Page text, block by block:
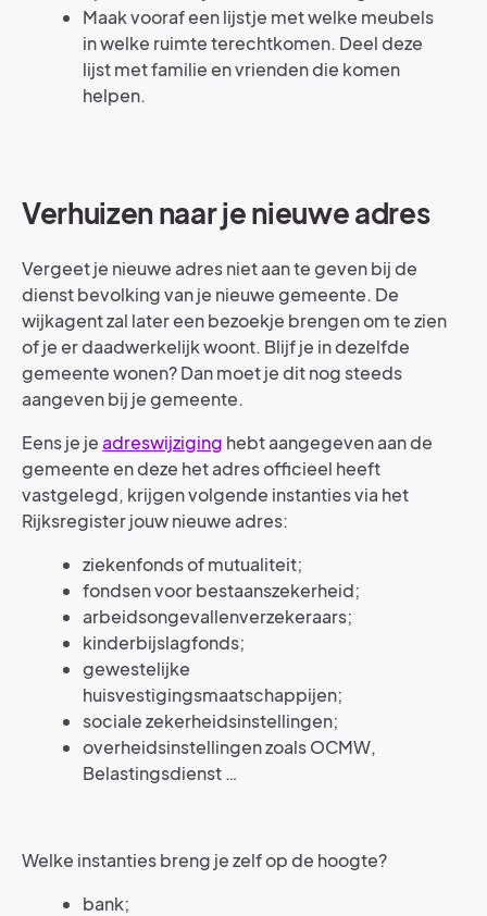
Maak vooraf een lijstje met welke meubels
in welke ruimte terechtkomen. Deel deze
lijst met familie en vrienden die komen
helpen.
Verhuizen naar je nieuwe adres
Vergeet je nieuwe adres niet aan te geven bij de
dienst bevolking van je nieuwe gemeente. De
wijkagent zal later een bezoekje brengen om te zien
of je er daadwerkelijk woont. Blijf je in dezelfde
gemeente wonen? Dan moet je dit nog steeds
aangeven bij je gemeente.
Eens je jeadreswijziging hebt aangegeven aan de
gemeente en deze het adres officieel heeft
vastgelegd, krijgen volgende instanties via het
Rijksregister jouw nieuwe adres:
ziekenfonds of mutualiteit;
fondsen voor bestaanszekerheid;
arbeidsongevallenverzekeraars;
kinderbijslagfonds;
gewestelijke
huisvestigingsmaatschappijen;
sociale zekerheidsinstellingen;
overheidsinstellingen zoals OCMW,
Belastingsdienst …
Welke instanties breng je zelf op de hoogte?
bank;